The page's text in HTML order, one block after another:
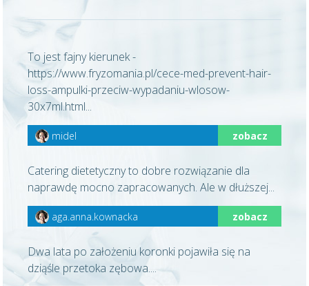
To jest fajny kierunek -
https://www.fryzomania.pl/cece-med-prevent-hair-
loss-ampulki-przeciw-wypadaniu-wlosow-
30x7ml.html...
midel zobacz
Catering dietetyczny to dobre rozwiązanie dla
naprawdę mocno zapracowanych. Ale w dłuższej...
aga.anna.kownacka zobacz
Dwa lata po założeniu koronki pojawiła się na
dziąśle przetoka zębowa....